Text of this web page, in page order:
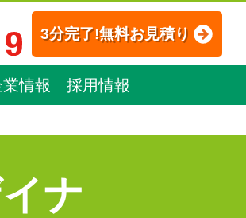
3分完了!無料お見積り
情報 採用情報
ナ